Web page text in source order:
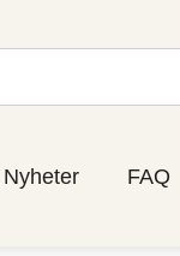
Nyheter FAQ